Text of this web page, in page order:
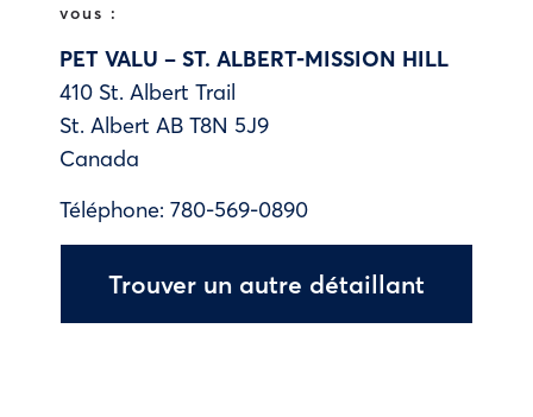
vous :
PET VALU – ST. ALBERT-MISSION HILL
410 St. Albert Trail
St. Albert AB T8N 5J9
Canada
Téléphone: 780-569-0890
Trouver un autre détaillant